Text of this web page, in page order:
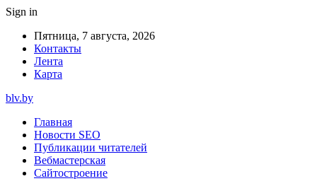
Sign in
Пятница, 7 августа, 2026
Контакты
Лента
Карта
blv.by
Главная
Новости SEO
Публикации читателей
Вебмастерская
Сайтостроение